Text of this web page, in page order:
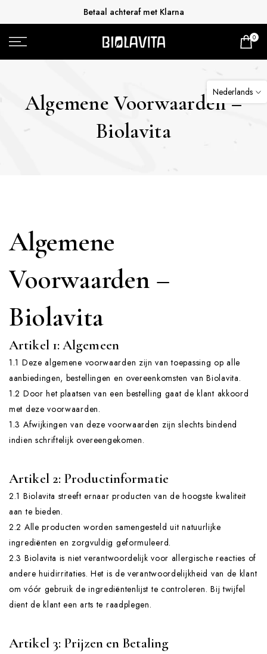
artikel
Betaal achteraf met Klarna
0
Algemene Voorwaarden –
Biolavita
Algemene
Voorwaarden –
Biolavita
Artikel 1: Algemeen
1.1 Deze algemene voorwaarden zijn van toepassing op alle
aanbiedingen, bestellingen en overeenkomsten van Biolavita.
1.2 Door het plaatsen van een bestelling gaat de klant akkoord
met deze voorwaarden.
1.3 Afwijkingen van deze voorwaarden zijn slechts bindend
indien schriftelijk overeengekomen.
Artikel 2: Productinformatie
2.1 Biolavita streeft ernaar producten van de hoogste kwaliteit
aan te bieden.
2.2 Alle producten worden samengesteld uit natuurlijke
ingrediënten en zorgvuldig geformuleerd.
2.3 Biolavita is niet verantwoordelijk voor allergische reacties of
andere huidirritaties. Het is de verantwoordelijkheid van de klant
om vóór gebruik de ingrediëntenlijst te controleren. Bij twijfel
dient de klant een arts te raadplegen.
Artikel 3: Prijzen en Betaling
Nederlands